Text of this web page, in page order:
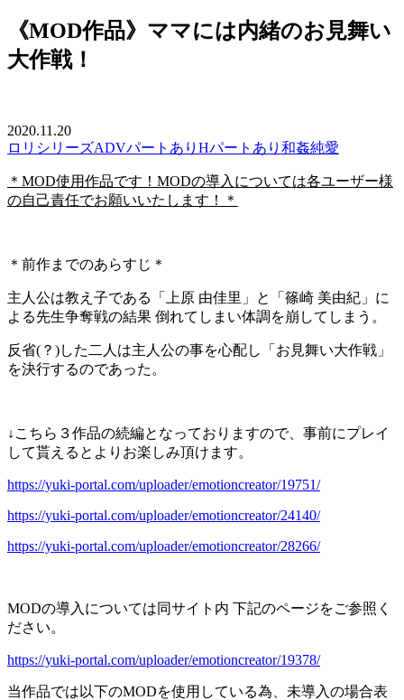
《MOD作品》ママには内緒のお見舞い
大作戦！
2020.11.20
ロリ シリーズADVパートあり Hパートあり 和姦純愛
＊MOD使用作品です！MODの導入については各ユーザー様
の自己責任でお願いいたします！＊
＊前作までのあらすじ＊
主人公は教え子である「上原 由佳里」と「篠崎 美由紀」に
よる先生争奪戦の結果 倒れてしまい体調を崩してしまう。
反省(？)した二人は主人公の事を心配し「お見舞い大作戦」
を決行するのであった。
↓こちら３作品の続編となっておりますので、事前にプレイ
して貰えるとよりお楽しみ頂けます。
https://yuki-portal.com/uploader/emotioncreator/19751/
https://yuki-portal.com/uploader/emotioncreator/24140/
https://yuki-portal.com/uploader/emotioncreator/28266/
MODの導入については同サイト内 下記のページをご参照く
ださい。
https://yuki-portal.com/uploader/emotioncreator/19378/
当作品では以下のMODを使用している為、未導入の場合表